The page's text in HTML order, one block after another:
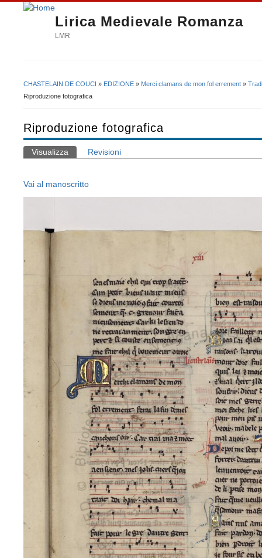
Lirica Medievale Romanza
LMR
Tu sei qui
CHASTELAIN DE COUCI » EDIZIONE » Merci clamans de mon fol errement »
Riproduzione fotografica
Riproduzione fotografica
Schede primarie
Visualizza (scheda attiva)
Revisioni
Vai al manoscritto